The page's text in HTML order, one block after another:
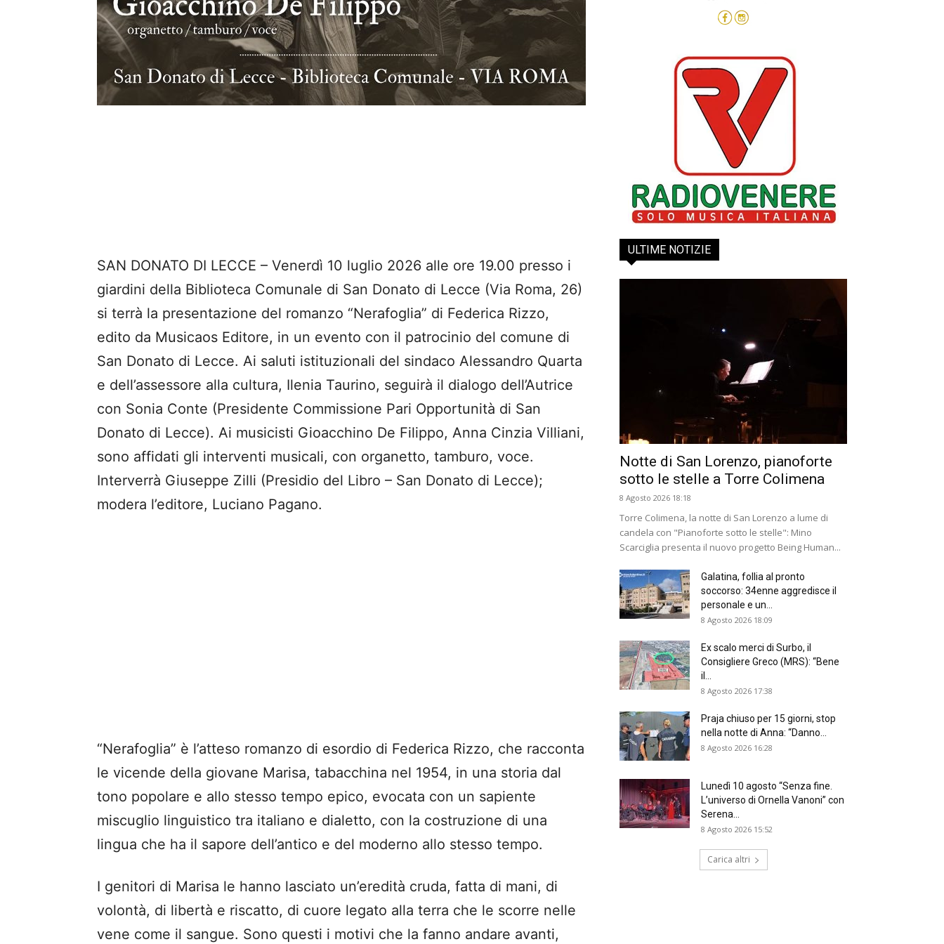
SAN DONATO DI LECCE – Venerdì 10 luglio 2026 alle ore 19.00 presso i
giardini della Biblioteca Comunale di San Donato di Lecce (Via Roma, 26)
si terrà la presentazione del romanzo “Nerafoglia” di Federica Rizzo,
edito da Musicaos Editore, in un evento con il patrocinio del comune di
San Donato di Lecce. Ai saluti istituzionali del sindaco Alessandro Quarta
e dell’assessore alla cultura, Ilenia Taurino, seguirà il dialogo dell’Autrice
con Sonia Conte (Presidente Commissione Pari Opportunità di San
Donato di Lecce). Ai musicisti Gioacchino De Filippo, Anna Cinzia Villiani,
sono affidati gli interventi musicali, con organetto, tamburo, voce.
Interverrà Giuseppe Zilli (Presidio del Libro – San Donato di Lecce);
modera l’editore, Luciano Pagano.
“Nerafoglia” è l’atteso romanzo di esordio di Federica Rizzo, che racconta
le vicende della giovane Marisa, tabacchina nel 1954, in una storia dal
tono popolare e allo stesso tempo epico, evocata con un sapiente
miscuglio linguistico tra italiano e dialetto, con la costruzione di una
lingua che ha il sapore dell’antico e del moderno allo stesso tempo.
I genitori di Marisa le hanno lasciato un’eredità cruda, fatta di mani, di
volontà, di libertà e riscatto, di cuore legato alla terra che le scorre nelle
vene come il sangue. Sono questi i motivi che la fanno andare avanti,
ULTIME NOTIZIE
Notte di San Lorenzo, pianoforte
sotto le stelle a Torre Colimena
8 Agosto 2026 18:18
Torre Colimena, la notte di San Lorenzo a lume di
candela con "Pianoforte sotto le stelle": Mino
Scarciglia presenta il nuovo progetto Being Human...
Galatina, follia al pronto
soccorso: 34enne aggredisce il
personale e un...
8 Agosto 2026 18:09
Ex scalo merci di Surbo, il
Consigliere Greco (MRS): “Bene
il...
8 Agosto 2026 17:38
Praja chiuso per 15 giorni, stop
nella notte di Anna: “Danno...
8 Agosto 2026 16:28
Lunedì 10 agosto “Senza fine.
L’universo di Ornella Vanoni” con
Serena...
8 Agosto 2026 15:52
Carica altri